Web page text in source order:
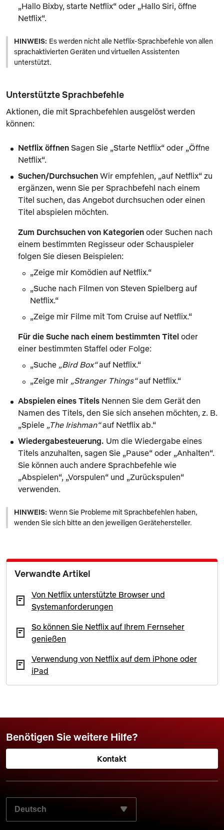
„Hallo Bixby, starte Netflix“ oder „Hallo Siri, öffne
Netflix“.
HINWEIS: Es werden nicht alle Netflix-Sprachbefehle von allen
sprachaktivierten Geräten und virtuellen Assistenten
unterstützt.
Unterstützte Sprachbefehle
Aktionen, die mit Sprachbefehlen ausgelöst werden
können:
Netflix öffnen Sagen Sie „Starte Netflix“ oder „Öffne
Netflix“.
Suchen/Durchsuchen Wir empfehlen, „auf Netflix“ zu
ergänzen, wenn Sie per Sprachbefehl nach einem
Titel suchen, das Angebot durchsuchen oder einen
Titel abspielen möchten.
Zum Durchsuchen von Kategorien oder Suchen nach
einem bestimmten Regisseur oder Schauspieler
folgen Sie diesen Beispielen:
„Zeige mir Komödien auf Netflix.“
„Suche nach Filmen von Steven Spielberg auf
Netflix.“
„Zeige mir Filme mit Tom Cruise auf Netflix.“
Für die Suche nach einem bestimmten Titel oder
einer bestimmten Staffel oder Folge:
„Suche Bird Box auf Netflix.“
„Zeige mir Stranger Things auf Netflix.“
Abspielen eines Titels Nennen Sie dem Gerät den
Namen des Titels, den Sie sich ansehen möchten, z. B.
„Spiele The Irishman auf Netflix ab.“
Wiedergabesteuerung. Um die Wiedergabe eines
Titels anzuhalten, sagen Sie „Pause“ oder „Anhalten“.
Sie können auch andere Sprachbefehle wie
„Abspielen“, „Vorspulen“ und „Zurückspulen“
verwenden.
HINWEIS: Wenn Sie Probleme mit Sprachbefehlen haben,
wenden Sie sich bitte an den jeweiligen Gerätehersteller.
Verwandte Artikel
Von Netflix unterstützte Browser und
Systemanforderungen
So können Sie Netflix auf Ihrem Fernseher
genießen
Verwendung von Netflix auf dem iPhone oder
iPad
Benötigen Sie weitere Hilfe?
Kontakt
WÄHLEN SIE IHRE BEVORZUGTE SPRACHE AUS: